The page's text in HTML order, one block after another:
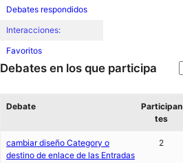
Debates respondidos
Interacciones:
Favoritos
Debates en los que participa
Debate
Participan
tes
cambiar diseño Category o
destino de enlace de las Entradas
2